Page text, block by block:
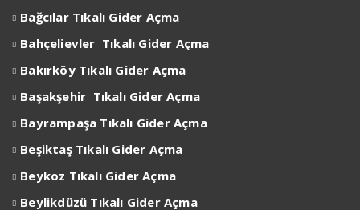
Bağcılar Tıkalı Gider Açma
Bahçelievler Tıkalı Gider Açma
Bakırköy Tıkalı Gider Açma
Başakşehir Tıkalı Gider Açma
Bayrampaşa Tıkalı Gider Açma
Beşiktaş Tıkalı Gider Açma
Beykoz Tıkalı Gider Açma
Beylikdüzü Tıkalı Gider Açma